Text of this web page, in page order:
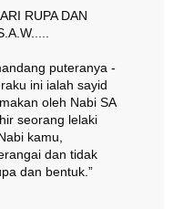
RUPA DAN
puteranya
ini ialah sayid
oleh Nabi SA
seorang lelaki
kamu,
dan tidak
dan bentuk.”